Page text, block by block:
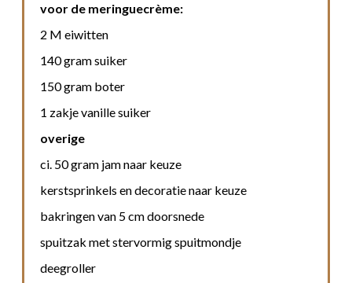
voor de meringuecrème:
2 M eiwitten
140 gram suiker
150 gram boter
1 zakje vanille suiker
overige
ci. 50 gram jam naar keuze
kerstsprinkels en decoratie naar keuze
bakringen van 5 cm doorsnede
spuitzak met stervormig spuitmondje
deegroller